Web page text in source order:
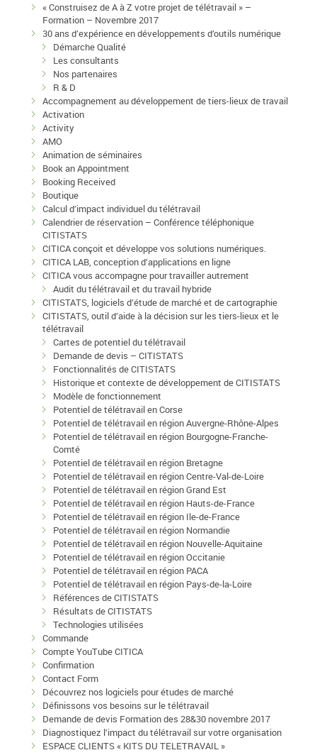
« Construisez de A à Z votre projet de télétravail » –
Formation – Novembre 2017
30 ans d’expérience en développements d’outils numérique
Démarche Qualité
Les consultants
Nos partenaires
R & D
Accompagnement au développement de tiers-lieux de travail
Activation
Activity
AMO
Animation de séminaires
Book an Appointment
Booking Received
Boutique
Calcul d’impact individuel du télétravail
Calendrier de réservation – Conférence téléphonique
CITISTATS
CITICA conçoit et développe vos solutions numériques.
CITICA LAB, conception d’applications en ligne
CITICA vous accompagne pour travailler autrement
Audit du télétravail et du travail hybride
CITISTATS, logiciels d’étude de marché et de cartographie
CITISTATS, outil d’aide à la décision sur les tiers-lieux et le
télétravail
Cartes de potentiel du télétravail
Demande de devis – CITISTATS
Fonctionnalités de CITISTATS
Historique et contexte de développement de CITISTATS
Modèle de fonctionnement
Potentiel de télétravail en Corse
Potentiel de télétravail en région Auvergne-Rhône-Alpes
Potentiel de télétravail en région Bourgogne-Franche-
Comté
Potentiel de télétravail en région Bretagne
Potentiel de télétravail en région Centre-Val-de-Loire
Potentiel de télétravail en région Grand Est
Potentiel de télétravail en région Hauts-de-France
Potentiel de télétravail en région Ile-de-France
Potentiel de télétravail en région Normandie
Potentiel de télétravail en région Nouvelle-Aquitaine
Potentiel de télétravail en région Occitanie
Potentiel de télétravail en région PACA
Potentiel de télétravail en région Pays-de-la-Loire
Références de CITISTATS
Résultats de CITISTATS
Technologies utilisées
Commande
Compte YouTube CITICA
Confirmation
Contact Form
Découvrez nos logiciels pour études de marché
Définissons vos besoins sur le télétravail
Demande de devis Formation des 28&30 novembre 2017
Diagnostiquez l’impact du télétravail sur votre organisation
ESPACE CLIENTS « KITS DU TELETRAVAIL »